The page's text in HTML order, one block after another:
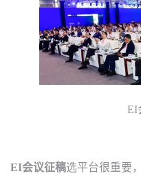
EI
EI会议征稿选平台很重要